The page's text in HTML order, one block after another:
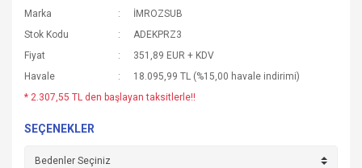
Marka
İMROZSUB
Stok Kodu
ADEKPRZ3
Fiyat
351,89 EUR + KDV
Havale
18.095,99 TL (%15,00 havale indirimi)
* 2.307,55 TL den başlayan taksitlerle!!
SEÇENEKLER